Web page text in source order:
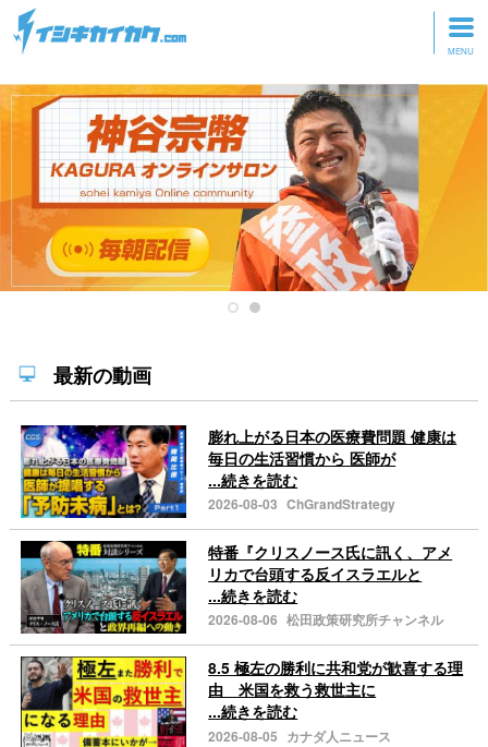
トップページ
動画を見る
記事を読む
セミナーに参加
研修・ツアーに参加
最新の動画
膨れ上がる日本の医療費問題 健康は
毎日の生活習慣から 医師が
...続きを読む
2026-08-03 ChGrandStrategy
特番『クリスノース氏に訊く、アメ
リカで台頭する反イスラエルと
...続きを読む
2026-08-06 松田政策研究所チャンネル
8.5 極左の勝利に共和党が歓喜する理
由 米国を救う救世主に
...続きを読む
2026-08-05 カナダ人ニュース